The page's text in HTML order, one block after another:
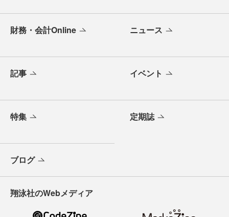
財務・会計Online ニュース
記事 イベント
特集 定期誌
ブログ
翔泳社のWebメディア